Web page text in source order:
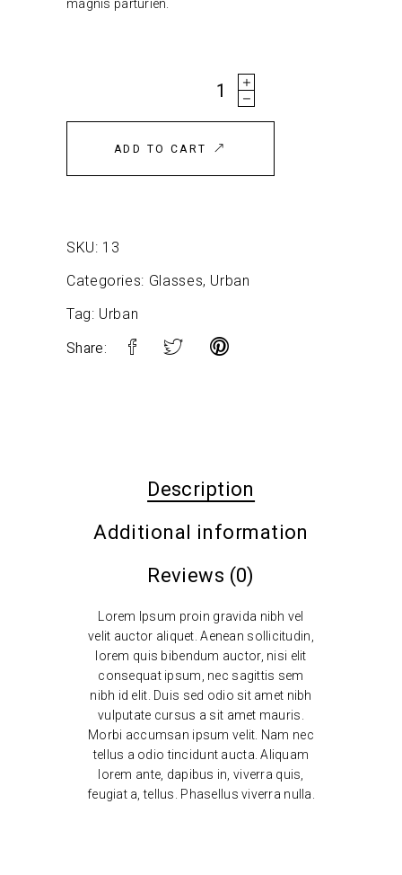
magnis parturien.
ADD TO CART
SKU: 13
Categories: Glasses, Urban
Tag: Urban
Share:
Description
Additional information
Reviews (0)
Lorem Ipsum proin gravida nibh vel
velit auctor aliquet. Aenean sollicitudin,
lorem quis bibendum auctor, nisi elit
consequat ipsum, nec sagittis sem
nibh id elit. Duis sed odio sit amet nibh
vulputate cursus a sit amet mauris.
Morbi accumsan ipsum velit. Nam nec
tellus a odio tincidunt aucta. Aliquam
lorem ante, dapibus in, viverra quis,
feugiat a, tellus. Phasellus viverra nulla.